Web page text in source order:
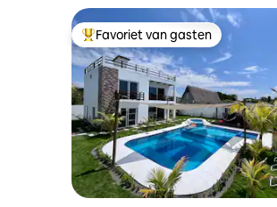
Topfavoriet van gasten
Favoriet van gasten